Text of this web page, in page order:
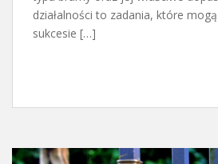
działalności to zadania, które
sukcesie […]